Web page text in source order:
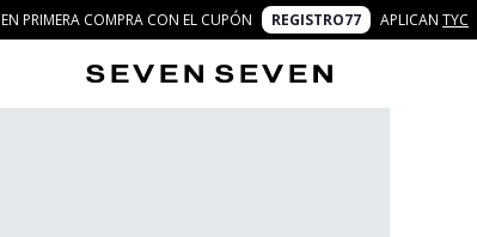
PRIMERA COMPRA CON EL CUPÓN REGISTRO77 APLICAN TYC